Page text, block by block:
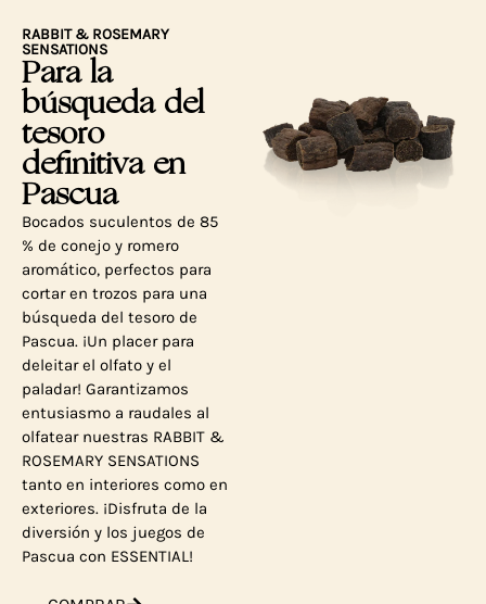
RABBIT & ROSEMARY
SENSATIONS
Para la
búsqueda del
tesoro
definitiva en
Pascua
Bocados suculentos de 85
% de conejo y romero
aromático, perfectos para
cortar en trozos para una
búsqueda del tesoro de
Pascua. ¡Un placer para
deleitar el olfato y el
paladar! Garantizamos
entusiasmo a raudales al
olfatear nuestras RABBIT &
ROSEMARY SENSATIONS
tanto en interiores como en
exteriores. ¡Disfruta de la
diversión y los juegos de
Pascua con ESSENTIAL!